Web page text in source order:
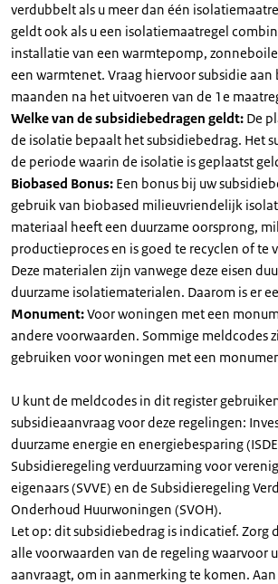
verdubbelt als u meer dan één
geldt ook als u een isolatiemaatregel
installatie van een warmtepomp,
een warmtenet. Vraag hiervoor subsidie
maanden na het uitvoeren van de 1e
Welke van de subsidiebedragen geldt: De
de isolatie bepaalt het subsidiebedrag. Het
de periode waarin de isolatie is geplaatst
Biobased Bonus: Een bonus bij uw
gebruik van biobased milieuvriendelijk
materiaal heeft een duurzame oorsprong,
productieproces en is goed te recyclen of te
Deze materialen zijn vanwege deze eisen
duurzame isolatiematerialen. Daarom is er
Monument:Voor woningen met een
andere voorwaarden. Sommige meldcodes
gebruiken voor woningen met een
U kunt de meldcodes in dit register
subsidieaanvraag voor deze regelingen:
duurzame energie en energiebesparing
Subsidieregeling verduurzaming voor
eigenaars (SVVE) en de Subsidieregeling
Onderhoud Huurwoningen (SVOH).
Let op: dit subsidiebedrag is indicatief. Zorg
alle voorwaarden van de regeling waarvoor
aanvraagt, om in aanmerking te komen.